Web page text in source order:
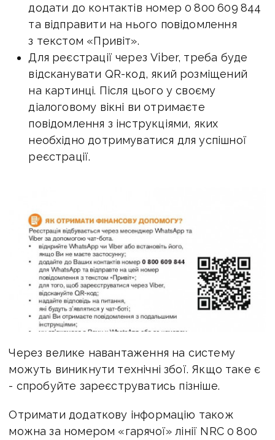
додати до контактів номер 0 800 609 844
та відправити на нього повідомлення
з текстом «Привіт».
Для реєстрації через Viber, треба буде
відсканувати QR-код, який розміщений
на картинці. Після цього у своєму
діалоговому вікні ви отримаєте
повідомлення з інструкціями, яких
необхідно дотримуватися для успішної
реєстрації.
Через велике навантаження на систему
можуть виникнути технічні збої. Якщо таке є
- спробуйте зареєструватись пізніше.
Отримати додаткову інформацію також
можна за номером «гарячої» лінії NRC 0 800